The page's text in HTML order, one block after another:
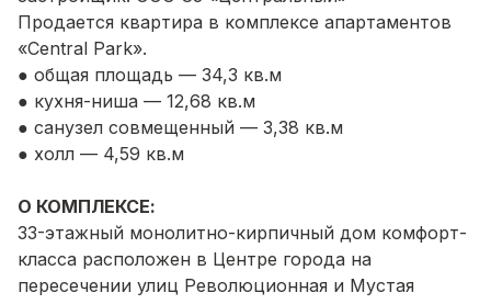
Продается квартира в комплексе апартаментов
«Central Park».
● общая площадь — 34,3 кв.м
● кухня-ниша — 12,68 кв.м
● санузел совмещенный — 3,38 кв.м
● холл — 4,59 кв.м
О КОМПЛЕКСЕ:
33-этажный монолитно-кирпичный дом комфорт-
класса расположен в Центре города на
пересечении улиц Революционная и Мустая